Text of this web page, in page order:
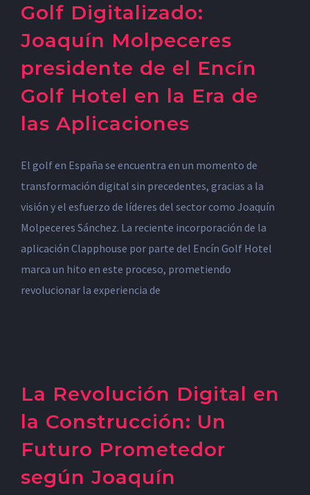
Golf Digitalizado:
Joaquín Molpeceres
presidente de el Encín
Golf Hotel en la Era de
las Aplicaciones
El golf en España se encuentra en un momento de
transformación digital sin precedentes, gracias a la
visión y el esfuerzo de líderes del sector como Joaquín
Molpeceres Sánchez. La reciente incorporación de la
aplicación Clapphouse por parte del Encín Golf Hotel
marca un hito en este proceso, prometiendo
revolucionar la experiencia de
La Revolución Digital en
la Construcción: Un
Futuro Prometedor
según Joaquín